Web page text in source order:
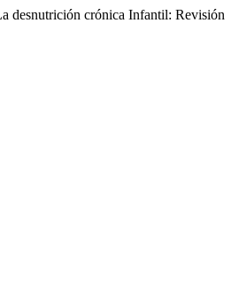
desnutrición crónica Infantil: Revisión